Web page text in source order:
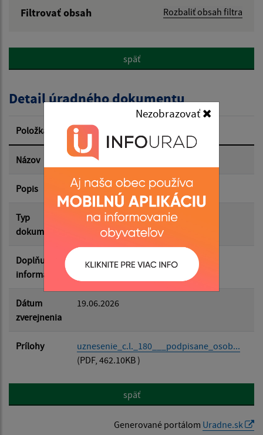
Nezobrazovať
Filtrovať obsah Rozbaliť obsah filtra
Popis:
Dátum zverejnenia od:
Dátum zverejnenia do:
Filtrovať Reset
späť
Detail úradného dokumentu
Položka Informácia
Názov Verejná vyhláška
Popis Uznesenie
Typ
dokumentu
Verejné vyhlášky
Doplňujúce
informácie
Dátum
zverejnenia
19.06.2026
Prílohy
uznesenie_c.l._180___podpisane_osob...
(PDF, 462.10KB )
späť
Generované portálom Uradne.sk